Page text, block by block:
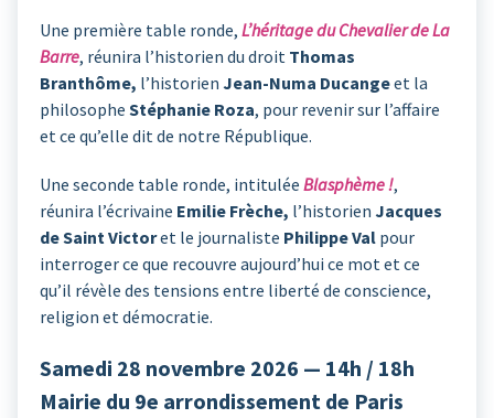
Une première table ronde, L’héritage du Chevalier de La
Barre, réunira l’historien du droit Thomas
Branthôme, l’historien Jean-Numa Ducangeet la
philosophe Stéphanie Roza, pour revenir sur l’affaire
et ce qu’elle dit de notre République.
Une seconde table ronde, intitulée Blasphème !,
réunira l’écrivaine Emilie Frèche, l’historien Jacques
de Saint Victoret le journaliste Philippe Val pour
interroger ce que recouvre aujourd’hui ce mot et ce
qu’il révèle des tensions entre liberté de conscience,
religion et démocratie.
Samedi 28 novembre 2026 — 14h / 18h
Mairie du 9e arrondissement de Paris